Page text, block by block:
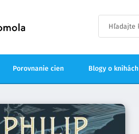
Porovnanie cien Blogy o knihách